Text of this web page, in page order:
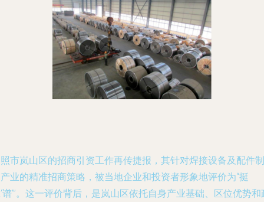
市岚山区的招商引资工作再传捷报，其针对焊接设备及配件制
业的精准招商策略，被当地企业和投资者形象地评价为“挺
谱’”。这一评价背后，是岚山区依托自身产业基础、区位优势和